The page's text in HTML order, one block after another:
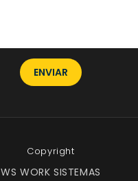
ENVIAR
Copyright
WS WORK SISTEMAS